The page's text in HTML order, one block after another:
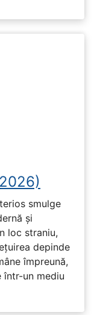
smulge
și
loc straniu,
depinde
împreună,
într-un mediu